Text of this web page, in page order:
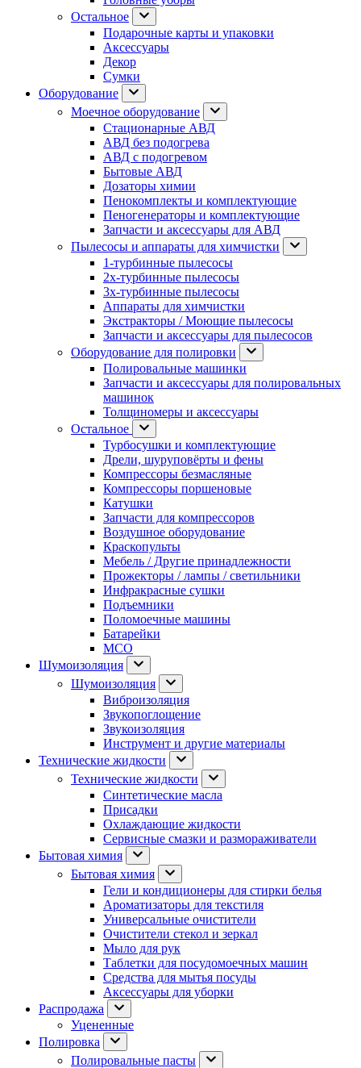
Остальное
Подарочные карты и упаковки
Аксессуары
Декор
Сумки
Оборудование
Моечное оборудование
Стационарные АВД
АВД без подогрева
АВД с подогревом
Бытовые АВД
Дозаторы химии
Пенокомплекты и комплектующие
Пеногенераторы и комплектующие
Запчасти и аксессуары для АВД
Пылесосы и аппараты для химчистки
1-турбинные пылесосы
2х-турбинные пылесосы
3х-турбинные пылесосы
Аппараты для химчистки
Экстракторы / Моющие пылесосы
Запчасти и аксессуары для пылесосов
Оборудование для полировки
Полировальные машинки
Запчасти и аксессуары для полировальных
машинок
Толщиномеры и аксессуары
Остальное
Турбосушки и комплектующие
Дрели, шуруповёрты и фены
Компрессоры безмасляные
Компрессоры поршеновые
Катушки
Запчасти для компрессоров
Воздушное оборудование
Краскопульты
Мебель / Другие принадлежности
Прожекторы / лампы / светильники
Инфракрасные сушки
Подъемники
Поломоечные машины
Батарейки
МСО
Шумоизоляция
Шумоизоляция
Виброизоляция
Звукопоглощение
Звукоизоляция
Инструмент и другие материалы
Технические жидкости
Технические жидкости
Синтетические масла
Присадки
Охлаждающие жидкости
Сервисные смазки и размораживатели
Бытовая химия
Бытовая химия
Гели и кондиционеры для стирки белья
Ароматизаторы для текстиля
Универсальные очистители
Очистители стекол и зеркал
Мыло для рук
Таблетки для посудомоечных машин
Средства для мытья посуды
Аксессуары для уборки
Распродажа
Уцененные
Полировка
Полировальные пасты